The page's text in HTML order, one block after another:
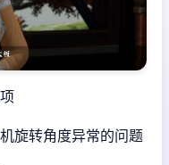
旋转角度异常的问题